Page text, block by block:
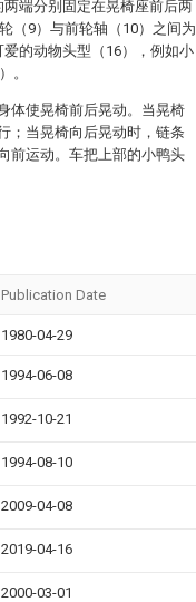
端分别固定在晃椅座前后两
（9）与前轮轴（10）之间为
的动物头型（16），例如小
。
体使晃椅前后晃动。当晃椅
；当晃椅向后晃动时，链条
前运动。车把上部的小鸭头
Publication Date
1980-04-29
1994-06-08
1992-10-21
1994-08-10
2009-04-08
2019-04-16
2000-03-01